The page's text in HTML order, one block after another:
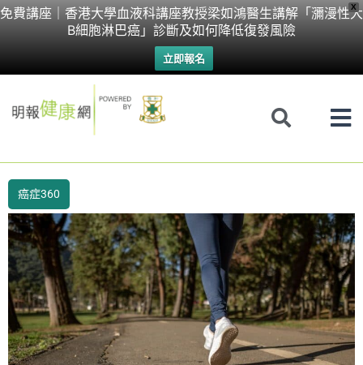
X
免費講座｜香港大學血液科講座教授梁如鴻醫生講解「瀰漫性大
B細胞淋巴癌」診斷及如何降低復發風險
立即報名
Skip
癌症360